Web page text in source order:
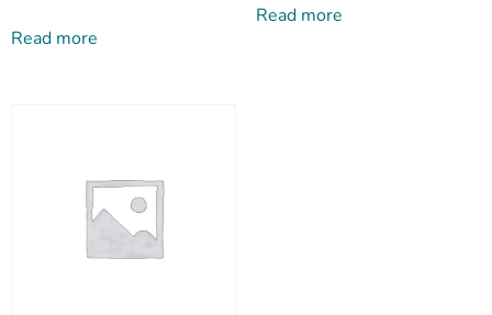
Read more
Read more